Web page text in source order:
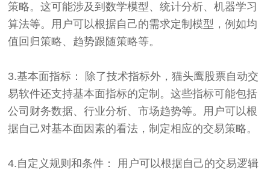
策略。这可能涉及到数学模型、统计分析、机器学习
算法等。用户可以根据自己的需求定制模型，例如均
值回归策略、趋势跟随策略等。
3.基本面指标： 除了技术指标外，猫头鹰股票自动交
易软件还支持基本面指标的定制。这些指标可能包括
公司财务数据、行业分析、市场趋势等。用户可以根
据自己对基本面因素的看法，制定相应的交易策略。
4.自定义规则和条件： 用户可以根据自己的交易逻辑